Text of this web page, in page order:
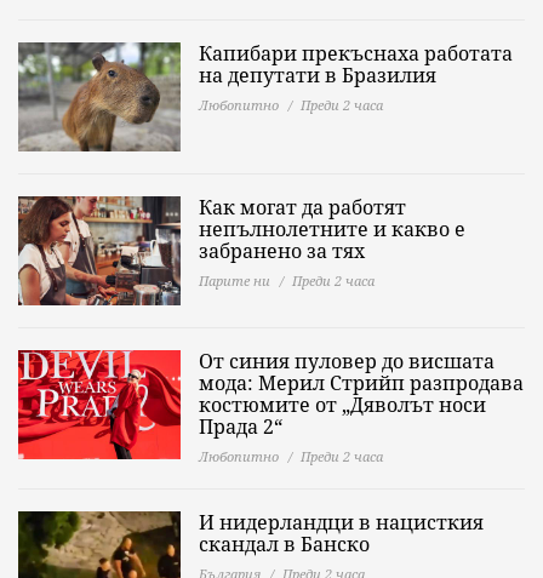
Капибари прекъснаха работата
на депутати в Бразилия
Любопитно Преди 2 часа
Как могат да работят
непълнолетните и какво е
забранено за тях
Парите ни Преди 2 часа
От синия пуловер до висшата
мода: Мерил Стрийп разпродава
костюмите от „Дяволът носи
Прада 2“
Любопитно Преди 2 часа
И нидерландци в нацисткия
скандал в Банско
България Преди 2 часа